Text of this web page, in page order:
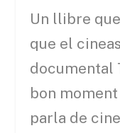
Un llibre
que el
documental
bon
parla de